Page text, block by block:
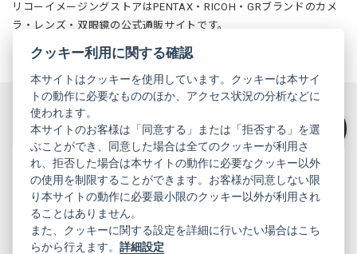
絞り込み
リコーイメージングストアはPENTAX・RICOH・GRブランドのカメ
ラ・レンズ・双眼鏡の公式通販サイトです。
リコーイメージングストア
オリジナルサービス
送料無料
ご購入金額が3,300円(税込)以
3年間
長期安心サービス
クッキー利用に関する確認
本サイトはクッキーを使用しています。クッキーは本サイ
トの動作に必要なもののほか、アクセス状況の分析などに
使われます。
本サイトのお客様は「同意する」または「拒否する」を選
ぶことができ、同意した場合は全てのクッキーが利用さ
れ、拒否した場合は本サイトの動作に必要なクッキー以外
の使用を制限することができます。お客様が同意しない限
り本サイトの動作に必要最小限のクッキー以外が利用され
ることはありません。
また、クッキーに関する設定を詳細に行いたい場合はこち
らから行えます。詳細設定